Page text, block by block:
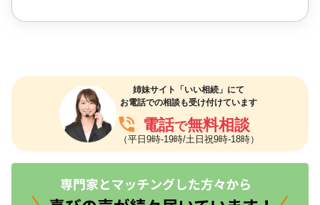
姉妹サイト「いい相続」にて
お電話での相談も受け付けています
phone_in_talk 電話で無料相談
（平日9時-19時/土日祝9時-18時）